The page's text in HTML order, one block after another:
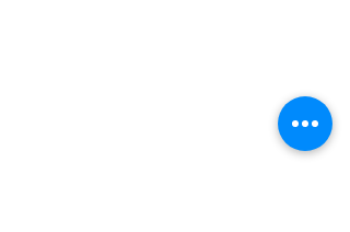
Termos e Condições Política da loja Política